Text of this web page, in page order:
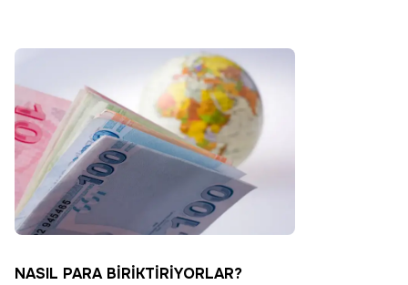
NASIL PARA BİRİKTİRİYORLAR?